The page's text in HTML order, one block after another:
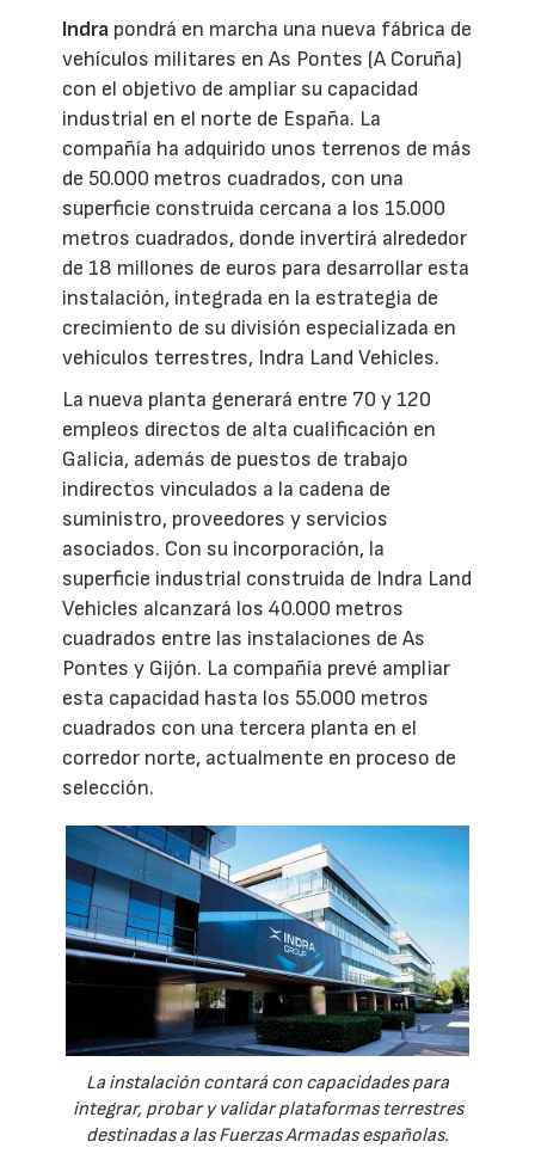
Indra pondrá en marcha una nueva fábrica de
vehículos militares en As Pontes (A Coruña)
con el objetivo de ampliar su capacidad
industrial en el norte de España. La
compañía ha adquirido unos terrenos de más
de 50.000 metros cuadrados, con una
superficie construida cercana a los 15.000
metros cuadrados, donde invertirá alrededor
de 18 millones de euros para desarrollar esta
instalación, integrada en la estrategia de
crecimiento de su división especializada en
vehículos terrestres, Indra Land Vehicles.
La nueva planta generará entre 70 y 120
empleos directos de alta cualificación en
Galicia, además de puestos de trabajo
indirectos vinculados a la cadena de
suministro, proveedores y servicios
asociados. Con su incorporación, la
superficie industrial construida de Indra Land
Vehicles alcanzará los 40.000 metros
cuadrados entre las instalaciones de As
Pontes y Gijón. La compañía prevé ampliar
esta capacidad hasta los 55.000 metros
cuadrados con una tercera planta en el
corredor norte, actualmente en proceso de
selección.
La instalación contará con capacidades para
integrar, probar y validar plataformas terrestres
destinadas a las Fuerzas Armadas españolas.